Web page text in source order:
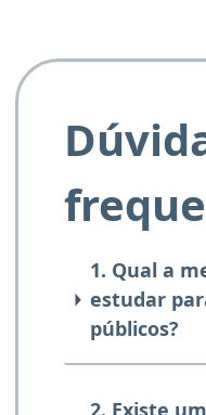
1. Qual a
estudar
públicos?
2. Existe